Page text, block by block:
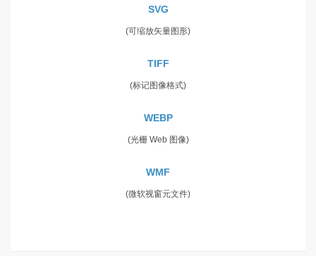
SVG
(可缩放矢量图形)
TIFF
(标记图像格式)
WEBP
(光栅 Web 图像)
WMF
(微软视窗元文件)